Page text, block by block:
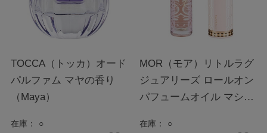
TOCCA（トッカ）オード
パルファム マヤの香り
（Maya）
在庫： ○
MOR（モア）リトルラグ
ジュアリーズ ロールオン
パフュームオイル マシュ
在庫： ○